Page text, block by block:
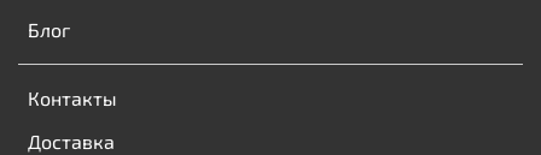
Блог
Контакты
Доставка